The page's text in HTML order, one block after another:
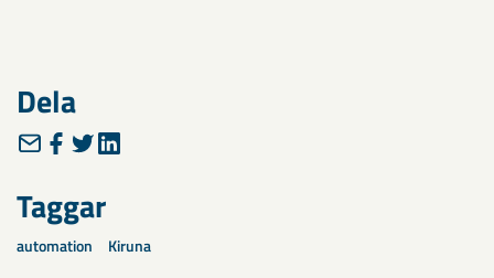
Dela
Taggar
automation Kiruna